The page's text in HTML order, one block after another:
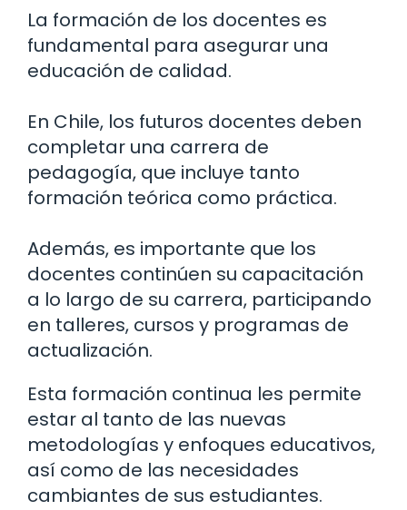
La formación de los docentes es
fundamental para asegurar una
educación de calidad.
En Chile, los futuros docentes deben
completar una carrera de
pedagogía, que incluye tanto
formación teórica como práctica.
Además, es importante que los
docentes continúen su capacitación
a lo largo de su carrera, participando
en talleres, cursos y programas de
actualización.
Esta formación continua les permite
estar al tanto de las nuevas
metodologías y enfoques educativos,
así como de las necesidades
cambiantes de sus estudiantes.